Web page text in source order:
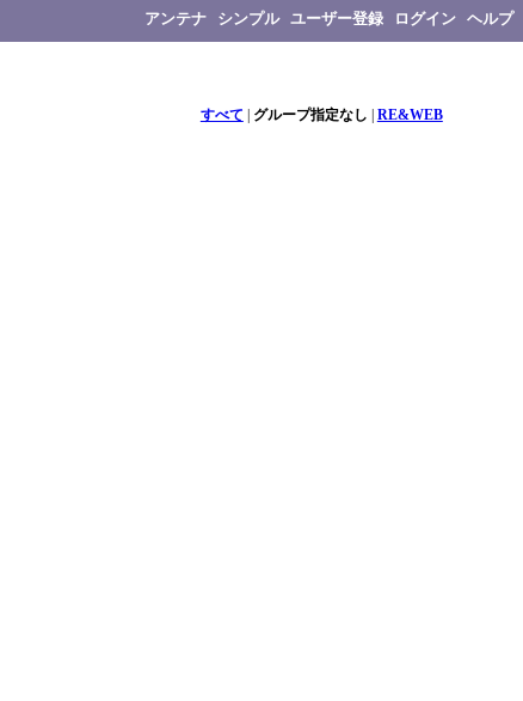
アンテナ シンプル ユーザー登録 ログイン ヘルプ
すべて | グループ指定なし | RE&WEB